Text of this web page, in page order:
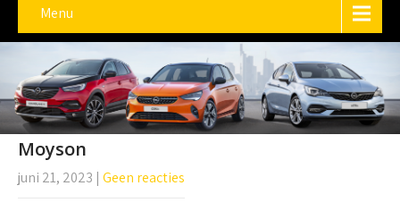
Menu
Moyson
juni 21, 2023 | Geen reacties